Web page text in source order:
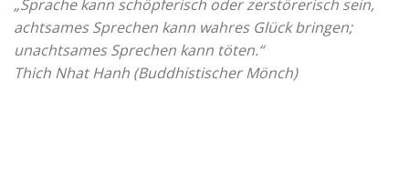
„Sprache kann schöpferisch oder zerstörerisch sein,
achtsames Sprechen kann wahres Glück bringen;
unachtsames Sprechen kann töten.“
Thich Nhat Hanh (Buddhistischer Mönch)